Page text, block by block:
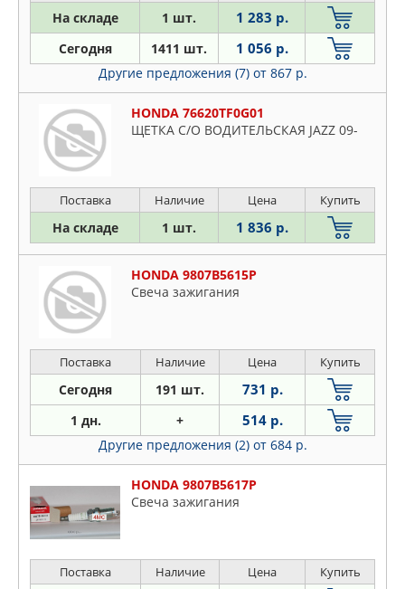
На складе 1 шт. 1 283 р.
Сегодня 1411 шт. 1 056 р.
Другие предложения (7) от 867 р.
HONDA 76620TF0G01
ЩЕТКА С/О ВОДИТЕЛЬСКАЯ JAZZ 09-
Поставка Наличие Цена Купить
На складе 1 шт. 1 836 р.
HONDA 9807B5615P
Свеча зажигания
Поставка Наличие Цена Купить
Сегодня 191 шт. 731 р.
1 дн. + 514 р.
Другие предложения (2) от 684 р.
HONDA 9807B5617P
Свеча зажигания
Поставка Наличие Цена Купить